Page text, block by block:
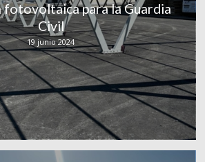
fotovoltaica para la Guardia
Civil
19 junio 2024